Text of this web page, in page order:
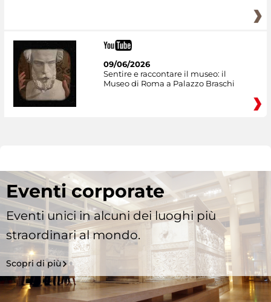
09/06/2026
Sentire e raccontare il museo: il
Museo di Roma a Palazzo Braschi
Eventi corporate
Eventi unici in alcuni dei luoghi più
straordinari al mondo.
Scopri di più